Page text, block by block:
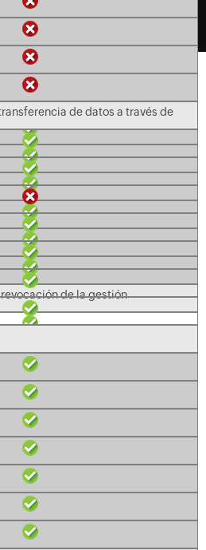
de la gestión
portátil / Surface Pro
de datos a través de
reservados.